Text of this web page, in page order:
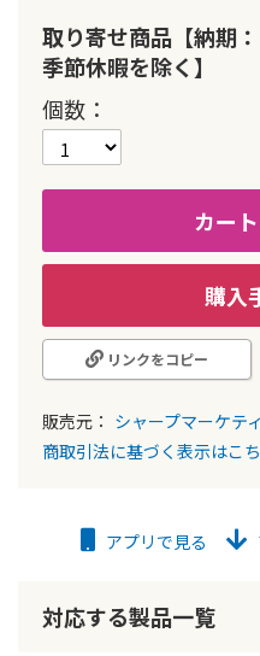
取り寄せ商品【納期
季節休暇を除く】
個数
カー
購入
リンクをコピー
販売元： シャープマーケテ
商取引法に基づく表示はこち
動
す
る
アプリで見る
対応する製品一覧